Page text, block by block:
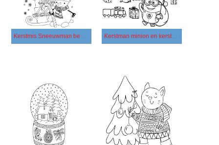
Kerstmis Sneeuwman bewaakt geschenken Kerstman minion en kerstbomen